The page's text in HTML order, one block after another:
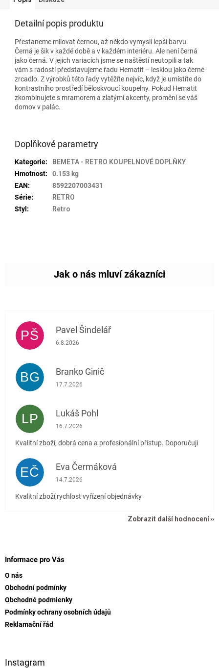
Detailní popis produktu
Přestaneme milovat černou, až někdo vymyslí lepší barvu.
Černá je šik v každé době a v každém interiéru. Ale není černá
jako černá. V jejich variacích jsme se naštěstí neutopili a tak
vám s radostí představujeme řadu Hematit – lesklou jako černé
zrcadlo. Z výrobků této řady vytěžíte nejvíc, když je umístíte do
kontrastního prostředí běloskvoucí koupelny. Pokud Hematit
zkombinujete s mramorem a zlatými akcenty, promění se váš
domov v palác.
Doplňkové parametry
Kategorie:
BEMETA - RETRO KOUPELNOVÉ DOPLŇKY
Hmotnost:
0.153 kg
EAN:
8592207003431
Série:
RETRO
Styl : Retro
PŠ Pavel Šindelář
Hodnocení obchodu je 5 z 5 hvězdiček.
6.8.2026
BG Branko Ginič
Hodnocení obchodu je 5 z 5 hvězdiček.
17.7.2026
LP Lukáš Pohl
Hodnocení obchodu je 5 z 5 hvězdiček.
16.7.2026
Kvalitní zboží, dobrá cena a profesionální přístup. Doporučuji
EČ Eva Čermáková
Hodnocení obchodu je 5 z 5 hvězdiček.
14.7.2026
Kvalitní zboží,rychlost vyřízení objednávky
Zobrazit další hodnocení
Informace pro Vás
O nás
Obchodní podmínky
Obchodné podmienky
Podmínky ochrany osobních údajů
Reklamační řád
Instagram